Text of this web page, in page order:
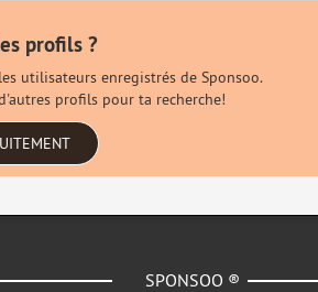
profils ?
utilisateurs enregistrés de Sponsoo.
profils pour ta recherche!
SPONSOO ®